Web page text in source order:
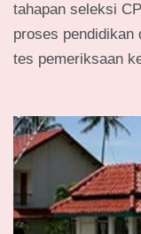
tahapan seleksi
proses pendidikan
tes pemeriksaan